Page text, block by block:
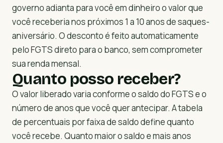
governo adianta para você em dinheiro o valor que
você receberia nos próximos 1 a 10 anos de saques-
aniversário. O desconto é feito automaticamente
pelo FGTS direto para o banco, sem comprometer
sua renda mensal.
Quanto posso receber?
O valor liberado varia conforme o saldo do FGTS e o
número de anos que você quer antecipar. A tabela
de percentuais por faixa de saldo define quanto
você recebe. Quanto maior o saldo e mais anos